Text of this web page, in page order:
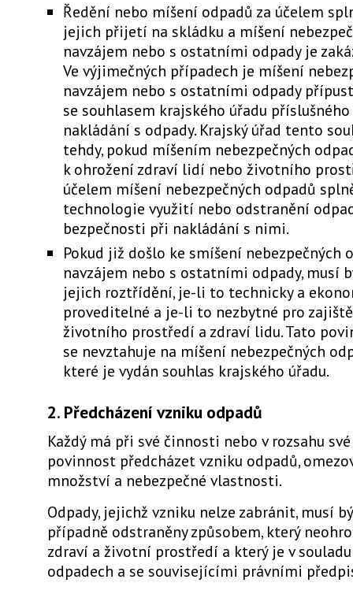
Ředění nebo míšení odpadů za účelem
jejich přijetí na skládku a míšení
navzájem nebo s ostatními odpady je
Ve výjimečných případech je míšení
navzájem nebo s ostatními odpady
se souhlasem krajského úřadu
nakládání s odpady. Krajský úřad tento
tehdy, pokud míšením nebezpečných
k ohrožení zdraví lidí nebo životního
účelem míšení nebezpečných odpadů
technologie využití nebo odstranění
bezpečnosti při nakládání s nimi.
Pokud již došlo ke smíšení nebezpečných
navzájem nebo s ostatními odpady, musí
jejich roztřídění, je-li to technicky a
proveditelné a je-li to nezbytné pro
životního prostředí a zdraví lidu. Tato
se nevztahuje na míšení nebezpečných
které je vydán souhlas krajského úřadu.
2. Předcházení vzniku odpadů
Každý má při své činnosti nebo v rozsahu
povinnost předcházet vzniku odpadů,
množství a nebezpečné vlastnosti.
Odpady, jejichž vzniku nelze zabránit, musí
případně odstraněny způsobem, který
zdraví a životní prostředí a který je v
odpadech a se souvisejícími právními